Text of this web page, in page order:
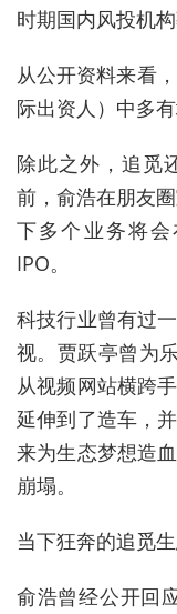
时期国内风投机
从公开资料来看
际出资人）中多有
除此之外，追觅
前，俞浩在朋友
下多个业务将
IPO。
科技行业曾有过
视。 贾跃亭曾为
从视频网站横跨
延伸到了造车，
来为生态梦想造
崩塌。
当下狂奔的追觅
俞浩曾经公开回